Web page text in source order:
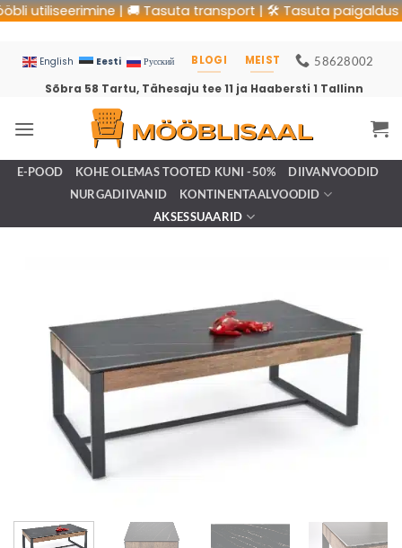
transport |
English Eesti Русский BLOGI MEIST 58628002
Sõbra 58 Tartu, Tähesaju tee 11 ja Haabersti 1 Tallinn
E-POOD KOHE OLEMAS TOOTED KUNI -50%
DIIVANVOODID
NURGADIIVANID
KONTINENTAALVOODID
AKSESSUAARID